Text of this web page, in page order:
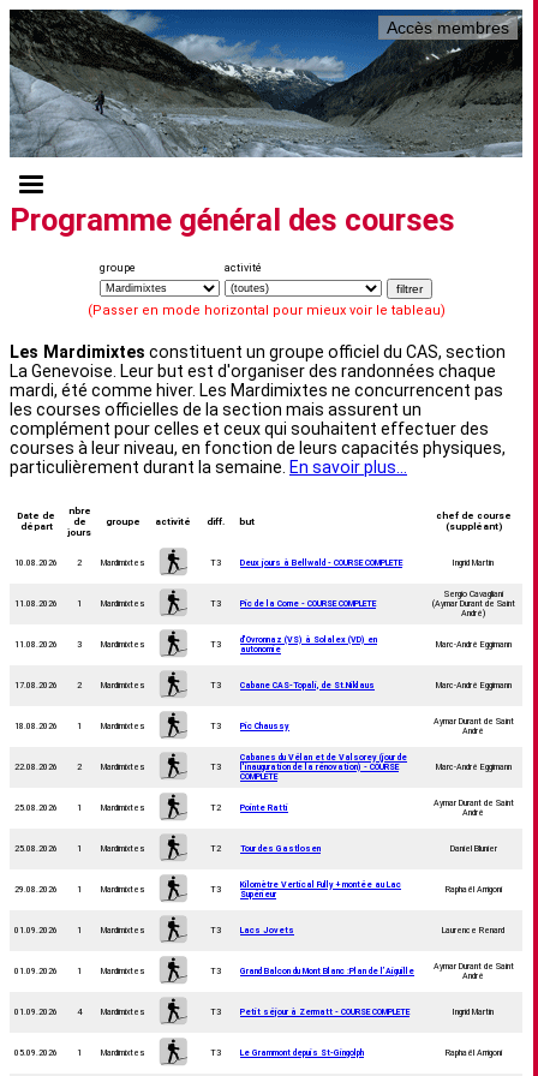
Accès membres
Programme général des courses
groupe activité
(Passer en mode horizontal pour mieux voir le tableau)
Les Mardimixtes constituent un groupe officiel du CAS, section
La Genevoise. Leur but est d'organiser des randonnées chaque
mardi, été comme hiver. Les Mardimixtes ne concurrencent pas
les courses officielles de la section mais assurent un
complément pour celles et ceux qui souhaitent effectuer des
courses à leur niveau, en fonction de leurs capacités physiques,
particulièrement durant la semaine. En savoir plus...
Date de
départ
nbre
de
jours
groupe activité diff. but
chef de course
(suppléant)
10.08.2026 2 Mardimixtes T3 Deux jours à Bellwald - COURSE COMPLETE Ingrid Martin
11.08.2026 1 Mardimixtes T3 Pic de la Corne - COURSE COMPLETE
Sergio Cavagliani
(Aymar Durant de Saint
André)
11.08.2026 3 Mardimixtes T3
d'Ovronnaz (VS) à Solalex (VD) en
autonomie
Marc-André Eggimann
17.08.2026 2 Mardimixtes T3 Cabane CAS-Topali, de St.Niklaus Marc-André Eggimann
18.08.2026 1 Mardimixtes T3 Pic Chaussy
Aymar Durant de Saint
André
22.08.2026 2 Mardimixtes T3
Cabanes du Vélan et de Valsorey (jour de
l'inauguration de la rénovation) - COURSE
COMPLETE
Marc-André Eggimann
25.08.2026 1 Mardimixtes T2 Pointe Ratti
Aymar Durant de Saint
André
25.08.2026 1 Mardimixtes T2 Tour des Gastlosen Daniel Blunier
29.08.2026 1 Mardimixtes T3
Kilomètre Vertical Fully + montée au Lac
Supérieur
Raphaël Arrigoni
01.09.2026 1 Mardimixtes T3 Lacs Jovets Laurence Renard
01.09.2026 1 Mardimixtes T3 Grand Balcon du Mont Blanc :Plan de l’Aiguille
Aymar Durant de Saint
André
01.09.2026 4 Mardimixtes T3 Petit séjour à Zermatt - COURSE COMPLETE Ingrid Martin
05.09.2026 1 Mardimixtes T3 Le Grammont depuis St-Gingolph Raphaël Arrigoni